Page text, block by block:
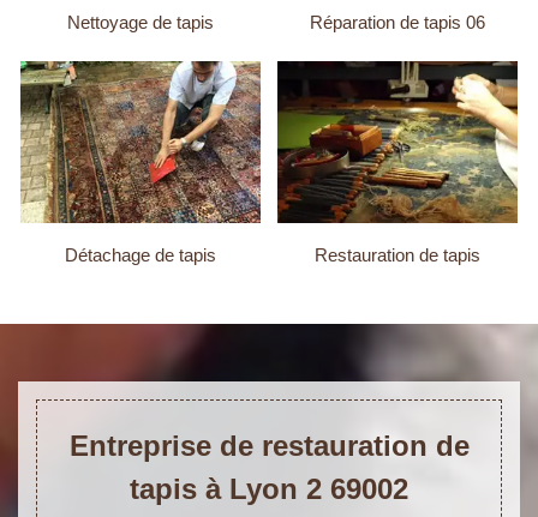
Nettoyage de tapis Réparation de tapis 06
Détachage de tapis Restauration de tapis
Entreprise de restauration de
tapis à Lyon 2 69002